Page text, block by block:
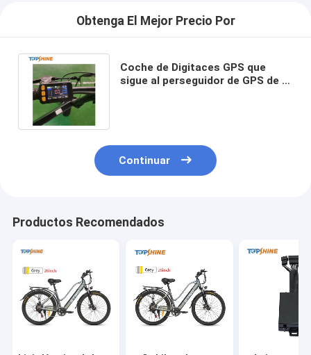
Obtenga El Mejor Precio Por
Coche de Digitaces GPS que
sigue al perseguidor de GPS de la
Continuar
Productos Recomendados